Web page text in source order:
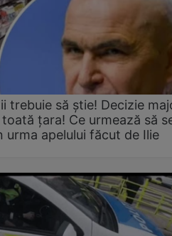
trebuie să știe! Decizie
țara! Ce urmează să
urma apelului făcut de Ilie